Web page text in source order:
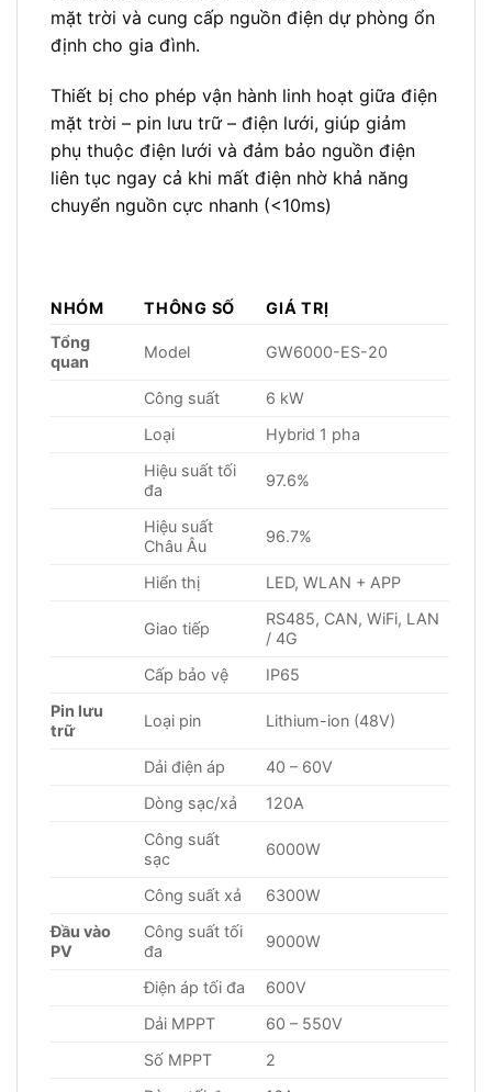
mặt trời và cung cấp nguồn điện dự phòng ổn
định cho gia đình.
Thiết bị cho phép vận hành linh hoạt giữa điện
mặt trời – pin lưu trữ – điện lưới, giúp giảm
phụ thuộc điện lưới và đảm bảo nguồn điện
liên tục ngay cả khi mất điện nhờ khả năng
chuyển nguồn cực nhanh (<10ms)
NHÓM THÔNG SỐ
GIÁ TRỊ
Tổng
quan
Model GW6000-ES-20
Công suất
6 kW
Loại
Hybrid 1 pha
Hiệu suất tối
đa
97.6%
Hiệu suất
Châu Âu
96.7%
Hiển thị LED, WLAN + APP
Giao tiếp
RS485, CAN, WiFi, LAN
/ 4G
Cấp bảo vệ
IP65
Pin lưu
trữ
Loại pin Lithium-ion (48V)
Dải điện áp
40 – 60V
Dòng sạc/xả
120A
Công suất
sạc
6000W
Công suất xả
6300W
Đầu vào
PV
Công suất tối
đa
9000W
Điện áp tối đa
600V
Dải MPPT
60 – 550V
Số MPPT
2